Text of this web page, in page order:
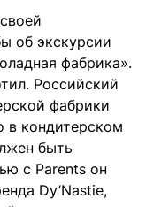
об экскурсии
фабрика».
Российский
фабрики
в кондитерском
быть
с Parents он
Dy’Nastie,